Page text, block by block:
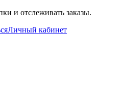
и отслеживать заказы.
Личный кабинет